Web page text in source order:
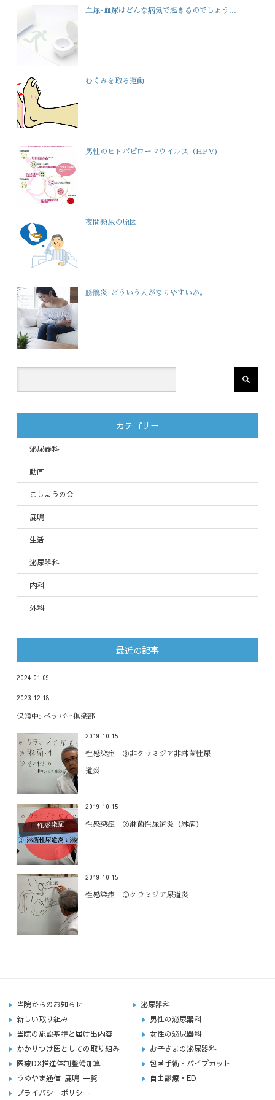
血尿-血尿はどんな病気で起きるのでしょう...
むくみを取る運動
男性のヒトパピローマウイルス（HPV)
夜間頻尿の原因
膀胱炎-どういう人がなりやすいか。
カテゴリー
泌尿器科
動画
こしょうの会
鹿鳴
生活
泌尿器科
内科
外科
最近の記事
2024.01.09
2023.12.18
保護中: ペッパー倶楽部
2019.10.15
性感染症 ③非クラミジア非淋菌性尿
道炎
2019.10.15
性感染症 ②淋菌性尿道炎（淋病）
2019.10.15
性感染症 ①クラミジア尿道炎
当院からのお知らせ
新しい取り組み
当院の施設基準と届け出内容
かかりつけ医としての取り組み
医療DX推進体制整備加算
うめやま通信-鹿鳴-一覧
プライバシーポリシー
泌尿器科
男性の泌尿器科
女性の泌尿器科
お子さまの泌尿器科
包茎手術・パイプカット
自由診療・ED